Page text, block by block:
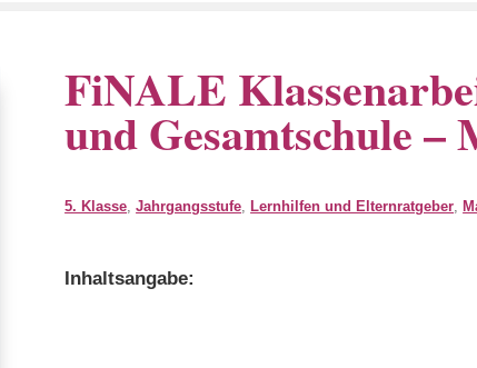
FiNALE
und Gesamtschule –
5. Klasse,Jahrgangsstufe, Lernhilfen und Elternratgeber,
Inhaltsangabe: